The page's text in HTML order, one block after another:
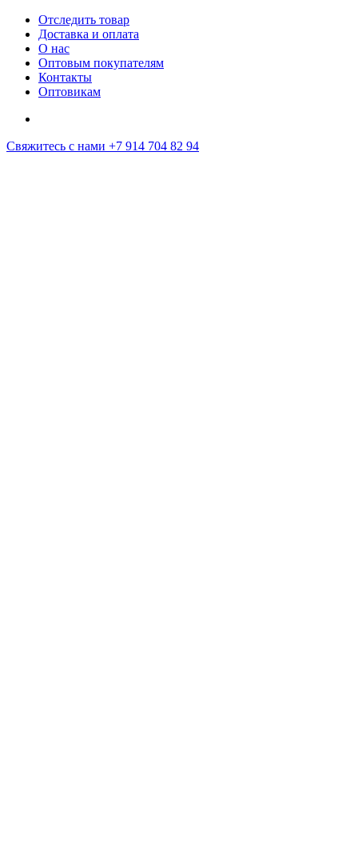
Отследить товар
Доставка и оплата
О нас
Оптовым покупателям
Контакты
Оптовикам
Свяжитесь с нами +7 914 704 82 94